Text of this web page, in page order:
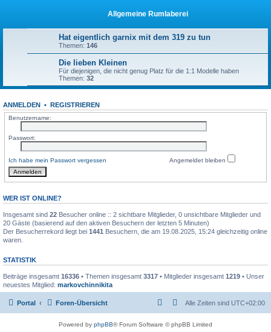
Allgemeine Rumlaberei
Hat eigentlich garnix mit dem 319 zu tun
Themen: 146
Die lieben Kleinen
Für diejenigen, die nicht genug Platz für die 1:1 Modelle haben
Themen: 32
ANMELDEN • REGISTRIEREN
Benutzername:
Passwort:
Ich habe mein Passwort vergessen Angemeldet bleiben
WER IST ONLINE?
Insgesamt sind 22 Besucher online :: 2 sichtbare Mitglieder, 0 unsichtbare Mitglieder und
20 Gäste (basierend auf den aktiven Besuchern der letzten 5 Minuten)
Der Besucherrekord liegt bei 1441 Besuchern, die am 19.08.2025, 15:24 gleichzeitig online
waren.
STATISTIK
Beiträge insgesamt 16336 • Themen insgesamt 3317 • Mitglieder insgesamt 1219 • Unser
neuestes Mitglied: markovchinnikita
Portal Foren-Übersicht Alle Zeiten sind UTC+02:00
Powered by phpBB® Forum Software © phpBB Limited